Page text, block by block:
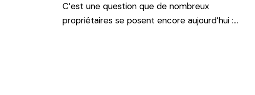
C’est une question que de nombreux
propriétaires se posent encore aujourd’hui :…